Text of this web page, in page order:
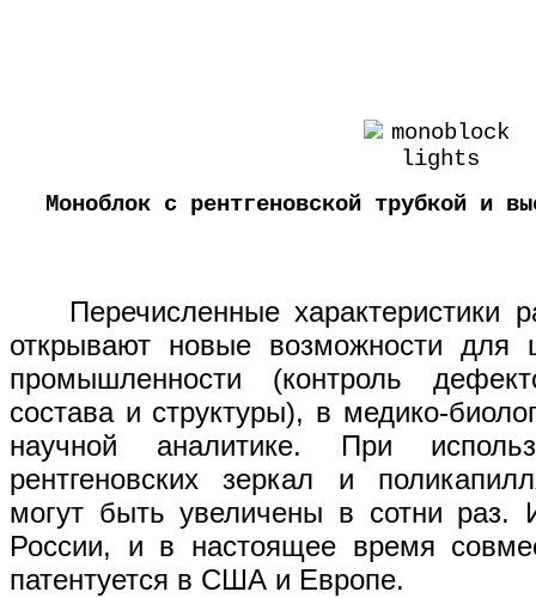
Моноблок с рентгеновской трубкой и
Перечисленные характеристики
открывают новые возможности для
промышленности (контроль
состава и структуры), в медико-
научной аналитике. При
рентгеновских зеркал и
могут быть увеличены в сотни раз.
России, и в настоящее время
патентуется в США и Европе.